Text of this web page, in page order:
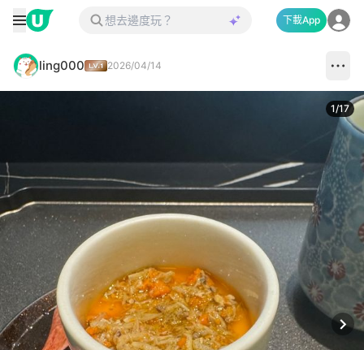
下載App
ling000 2026/04/14
1/17